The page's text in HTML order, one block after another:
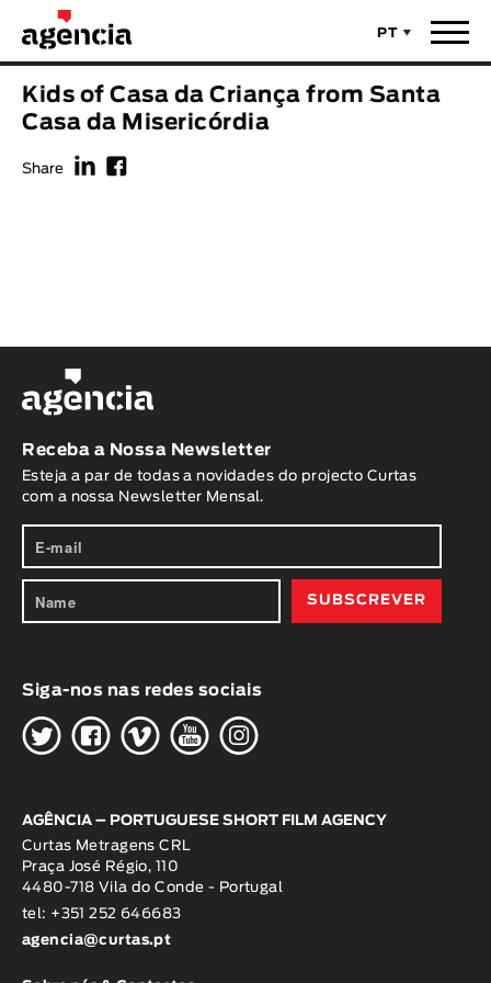
PT
Notícias
Sobre nós & Contactos
Curtas Vila do Conde Solar O Dia Mais Curto
Loja
Animar
TÍTULO ORIGINAL
Legenda disponível
ANO
Ano
< / >
GÉNERO
Ficção
Animação
Documentário
Kids of Casa da Criança from Santa
Casa da Misericórdia
Share f F
Receba a Nossa Newsletter
Esteja a par de todas a novidades do projecto Curtas
com a nossa Newsletter Mensal.
Siga-nos nas redes sociais
HGWOK
AGÊNCIA – PORTUGUESE SHORT FILM AGENCY
Curtas Metragens CRL
Praça José Régio, 110
4480-718 Vila do Conde - Portugal
tel: +351 252 646683
agencia@curtas.pt